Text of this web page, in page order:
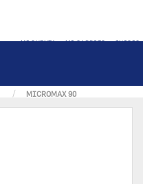
MI CUENTA MI CARRITO INICIO
MICROMAX 90